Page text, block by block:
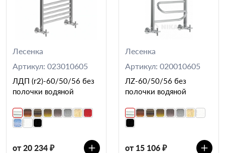
Лесенка
Артикул: 023010605
ЛДП (г2)-60/50/56 без
полочки водяной
от 20 234 ₽
Лесенка
Артикул: 020010605
ЛZ-60/50/56 без
полочки водяной
от 15 106 ₽